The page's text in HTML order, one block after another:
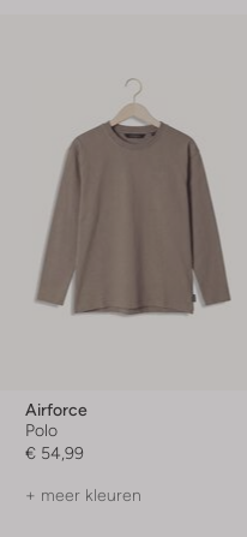
Airforce
Polo
€ 54,99
+ meer kleuren